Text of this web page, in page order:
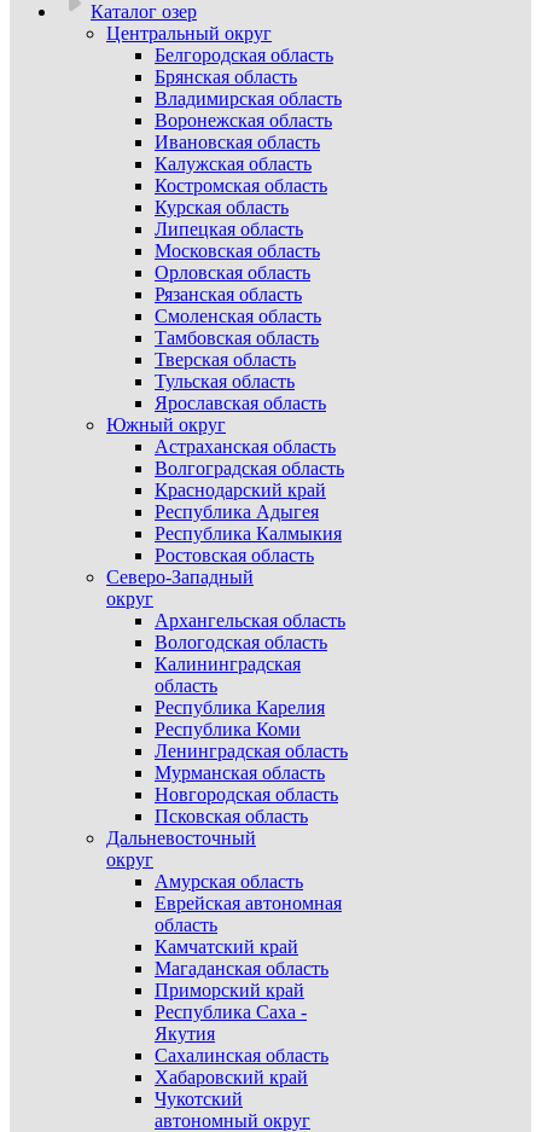
Каталог озер
Центральный округ
Белгородская область
Брянская область
Владимирская область
Воронежская область
Ивановская область
Калужская область
Костромская область
Курская область
Липецкая область
Московская область
Орловская область
Рязанская область
Смоленская область
Тамбовская область
Тверская область
Тульская область
Ярославская область
Южный округ
Астраханская область
Волгоградская область
Краснодарский край
Республика Адыгея
Республика Калмыкия
Ростовская область
Северо-Западный
округ
Архангельская область
Вологодская область
Калининградская
область
Республика Карелия
Республика Коми
Ленинградская область
Мурманская область
Новгородская область
Псковская область
Дальневосточный
округ
Амурская область
Еврейская автономная
область
Камчатский край
Магаданская область
Приморский край
Республика Саха -
Якутия
Сахалинская область
Хабаровский край
Чукотский
автономный округ